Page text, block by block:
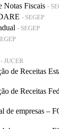
Notas Fiscais -
- SEGEP
- SEGEP
- JUCER
de Receitas
de Receitas
de empresas –